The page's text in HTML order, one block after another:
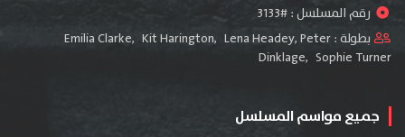
رقم المسلسل : #3133
بطولة :
Emilia Clarke, Kit Harington, Lena Headey,Peter
Dinklage, Sophie Turner
جميع مواسم المسلسل